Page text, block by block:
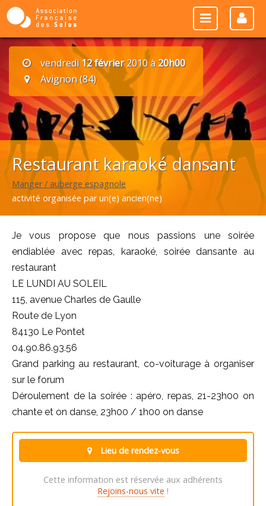
vendredi12 février2010 à20h00
Avignon (84)
Restaurant karaoké dansant
Manger / auberge espagnole
activité organisée par un(e) ancien(ne)
Je vous propose que nous passions une soirée
endiablée avec repas, karaoké, soirée dansante au
restaurant
LE LUNDI AU SOLEIL
115, avenue Charles de Gaulle
Route de Lyon
84130 Le Pontet
04.90.86.93.56
Grand parking au restaurant, co-voiturage à organiser
sur le forum
Déroulement de la soirée : apéro, repas, 21-23h00 on
chante et on danse, 23h00 / 1h00 on danse
Lieu de rendez-vous
Cette information est réservée aux adhérents
Rejoins-nous vite !